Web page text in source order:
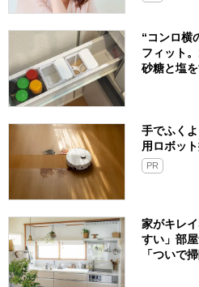
“コンロ横
フィット
砂糖と塩
手でふく
用ロボッ
PR
家がキレ
すい」部
「ついで